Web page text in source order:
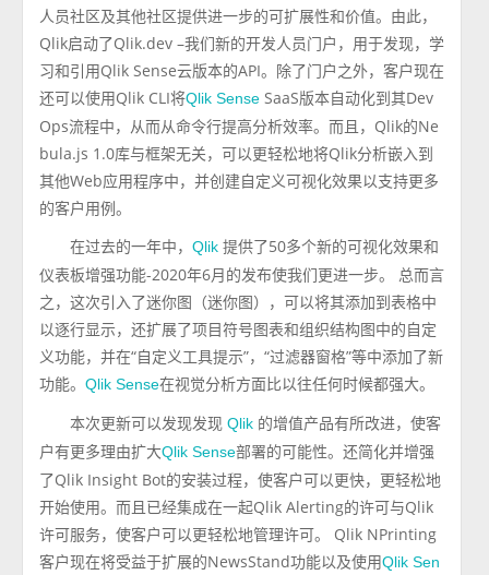
人员社区及其他社区提供进一步的可扩展性和价值。由此，
Qlik启动了Qlik.dev –我们新的开发人员门户，用于发现，学
习和引用Qlik Sense云版本的API。除了门户之外，客户现在
还可以使用Qlik CLI将Qlik Sense SaaS版本自动化到其Dev
Ops流程中，从而从命令行提高分析效率。而且，Qlik的Ne
bula.js 1.0库与框架无关，可以更轻松地将Qlik分析嵌入到
其他Web应用程序中，并创建自定义可视化效果以支持更多
的客户用例。
在过去的一年中，Qlik 提供了50多个新的可视化效果和
仪表板增强功能-2020年6月的发布使我们更进一步。 总而言
之，这次引入了迷你图（迷你图），可以将其添加到表格中
以逐行显示，还扩展了项目符号图表和组织结构图中的自定
义功能，并在“自定义工具提示”，“过滤器窗格”等中添加了新
功能。Qlik Sense在视觉分析方面比以往任何时候都强大。
本次更新可以发现发现Qlik 的增值产品有所改进，使客
户有更多理由扩大Qlik Sense部署的可能性。还简化并增强
了Qlik Insight Bot的安装过程，使客户可以更快，更轻松地
开始使用。而且已经集成在一起Qlik Alerting的许可与Qlik
许可服务，使客户可以更轻松地管理许可。 Qlik NPrinting
客户现在将受益于扩展的NewsStand功能以及使用Qlik Sen